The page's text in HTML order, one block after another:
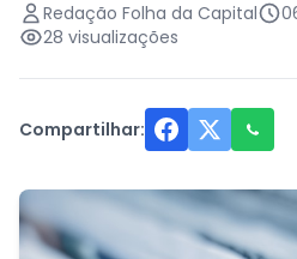
Redação Folha da Capital
28 visualizações
Compartilhar: